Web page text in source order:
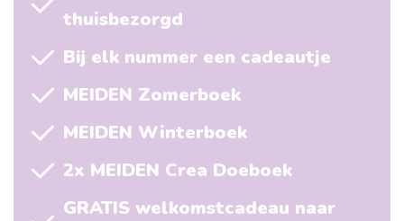
thuisbezorgd
Bij elk nummer een cadeautje
MEIDEN Zomerboek
MEIDEN Winterboek
2x MEIDEN Crea Doeboek
GRATIS welkomstcadeau naar